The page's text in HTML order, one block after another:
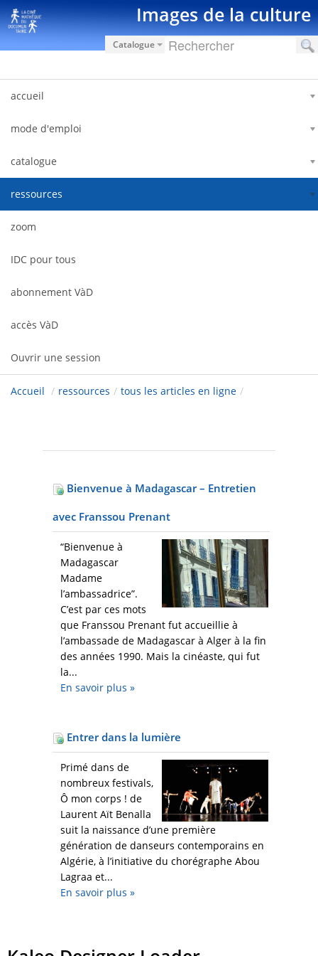
Saut au contenu Images de la culture
Catalogue
accueil
mode d'emploi
catalogue
ressources
zoom
IDC pour tous
abonnement VàD
accès VàD
Ouvrir une session
Accueil / ressources / tous les articles en ligne /
Bienvenue à Madagascar – Entretien
avec Franssou Prenant
“Bienvenue à
Madagascar
Madame
l’ambassadrice”.
C’est par ces mots
que Franssou Prenant fut accueillie à
l’ambassade de Madagascar à Alger à la fin
des années 1990. Mais la cinéaste, qui fut
la...
En savoir plus »
Entrer dans la lumière
Primé dans de
nombreux festivals,
Ô mon corps ! de
Laurent Aït Benalla
suit la naissance d’une première
génération de danseurs contemporains en
Algérie, à l’initiative du chorégraphe Abou
Lagraa et...
En savoir plus »